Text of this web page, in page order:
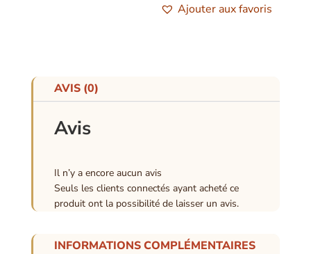
Ajouter aux favoris
AVIS (0)
Avis
Il n’y a encore aucun avis
Seuls les clients connectés ayant acheté ce
produit ont la possibilité de laisser un avis.
INFORMATIONS COMPLÉMENTAIRES